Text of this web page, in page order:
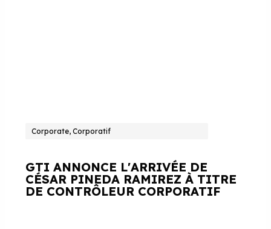
Corporate, Corporatif
GTI ANNONCE L'ARRIVÉE DE
CÉSAR PINEDA RAMIREZ À TITRE
DE CONTRÔLEUR CORPORATIF